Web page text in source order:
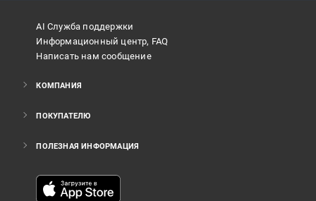
AI Служба поддержки
Информационный центр, FAQ
Написать нам сообщение
КОМПАНИЯ
ПОКУПАТЕЛЮ
ПОЛЕЗНАЯ ИНФОРМАЦИЯ